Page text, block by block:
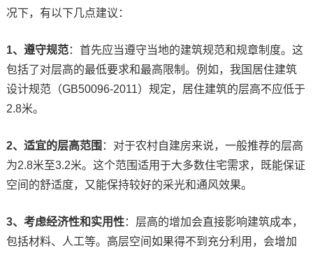
况下，有以下几点建议：
1、遵守规范：首先应当遵守当地的建筑规范和规章制度。这
包括了对层高的最低要求和最高限制。例如，我国居住建筑
设计规范（GB50096-2011）规定，居住建筑的层高不应低于
2.8米。
2、适宜的层高范围 ：对于农村自建房来说，一般推荐的层高
为2.8米至3.2米。这个范围适用于大多数住宅需求，既能保证
空间的舒适度，又能保持较好的采光和通风效果。
3、考虑经济性和实用性：层高的增加会直接影响建筑成本，
包括材料、人工等。高层空间如果得不到充分利用，会增加